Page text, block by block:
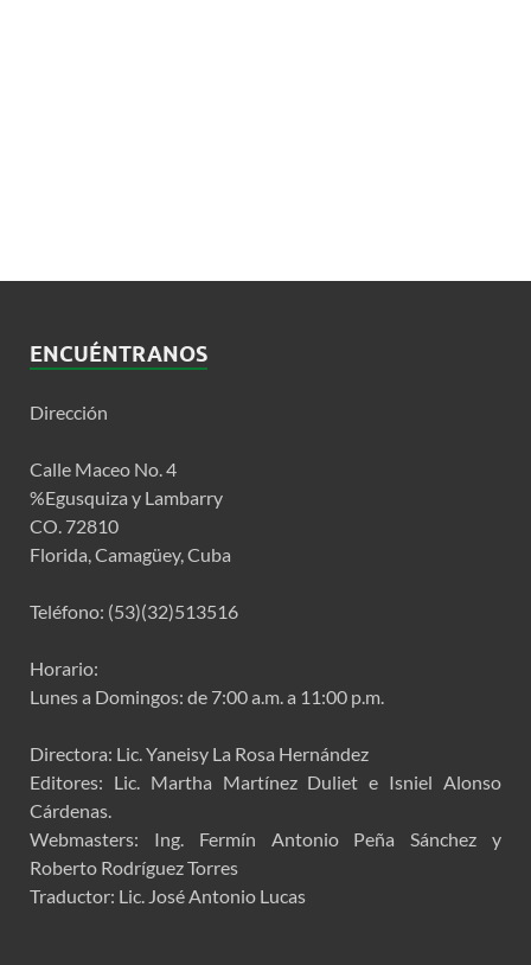
ENCUÉNTRANOS
Dirección
Calle Maceo No. 4
%Egusquiza y Lambarry
CO. 72810
Florida, Camagüey, Cuba
Teléfono: (53)(32)513516
Horario:
Lunes a Domingos: de 7:00 a.m. a 11:00 p.m.
Directora: Lic. Yaneisy La Rosa Hernández
Editores: Lic. Martha Martínez Duliet e Isniel Alonso
Cárdenas.
Webmasters: Ing. Fermín Antonio Peña Sánchez y
Roberto Rodríguez Torres
Traductor: Lic. José Antonio Lucas